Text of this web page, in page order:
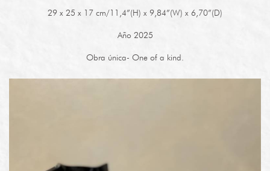
29 x 25 x 17 cm/11,4”(H) x 9,84”(W) x 6,70”(D)
Año 2025
Obra única- One of a kind.